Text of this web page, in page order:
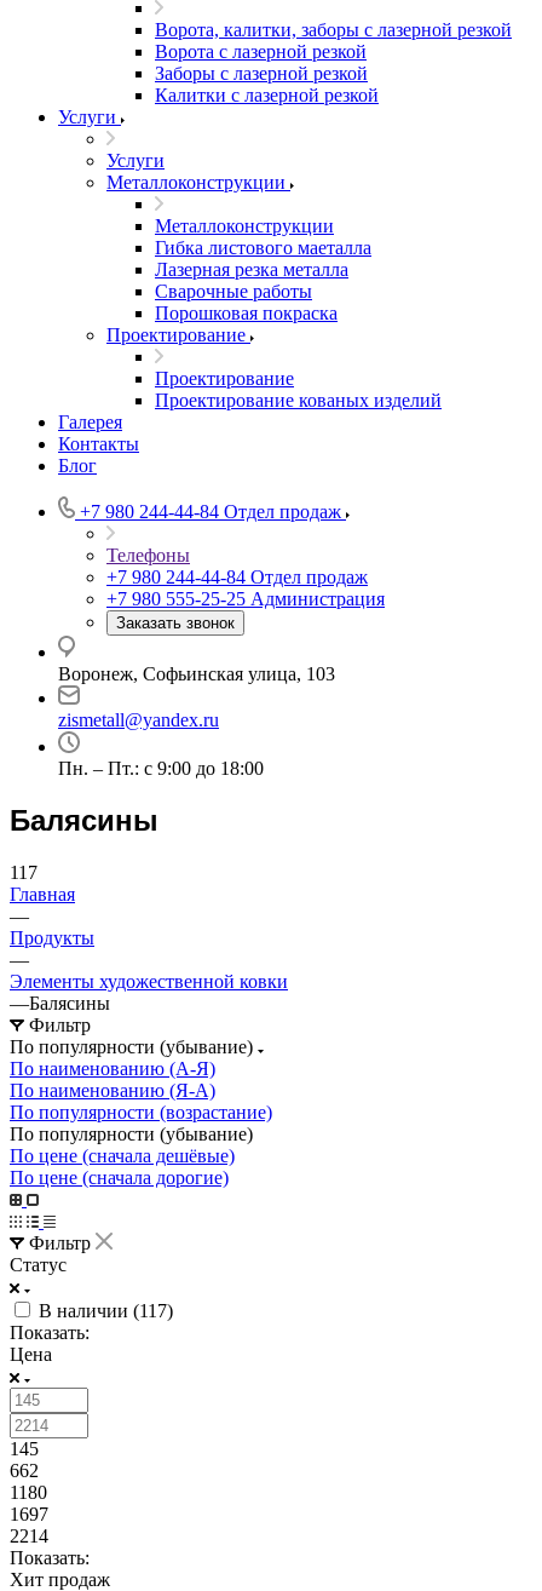
Ворота, калитки, заборы с лазерной резкой
Ворота с лазерной резкой
Заборы с лазерной резкой
Калитки с лазерной резкой
Услуги
Услуги
Металлоконструкции
Металлоконструкции
Гибка листового маеталла
Лазерная резка металла
Сварочные работы
Порошковая покраска
Проектирование
Проектирование
Проектирование кованых изделий
Галерея
Контакты
Блог
+7 980 244-44-84 Отдел продаж
Телефоны
+7 980 244-44-84 Отдел продаж
+7 980 555-25-25 Администрация
Заказать звонок
Воронеж, Софьинская улица, 103
zismetall@yandex.ru
Пн. – Пт.: с 9:00 до 18:00
Балясины
117
Главная
—
Продукты
—
Элементы художественной ковки
—Балясины
Фильтр
По популярности (убывание)
По наименованию (А-Я)
По наименованию (Я-А)
По популярности (возрастание)
По популярности (убывание)
По цене (сначала дешёвые)
По цене (сначала дорогие)
Фильтр
Статус
В наличии (117)
Показать:
Цена
145
662
1180
1697
2214
Показать:
Хит продаж